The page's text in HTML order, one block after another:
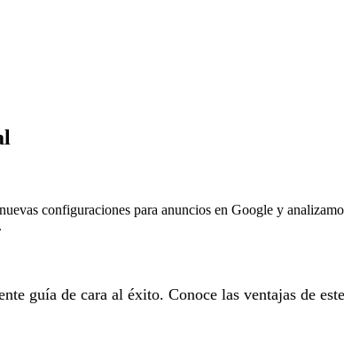
configuraciones para anuncios en Google y
guía de cara al éxito. Conoce las ventajas de